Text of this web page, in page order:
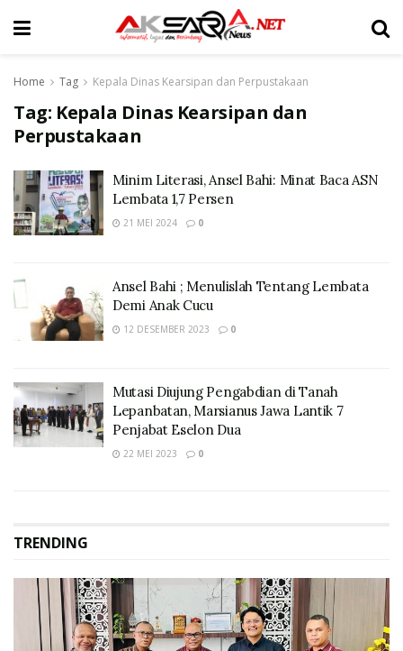
Home Tag Kepala Dinas Kearsipan dan Perpustakaan
Tag: Kepala Dinas Kearsipan dan
Perpustakaan
Minim Literasi, Ansel Bahi: Minat Baca ASN
Lembata 1,7 Persen
21 MEI 2024 0
Ansel Bahi ; Menulislah Tentang Lembata
Demi Anak Cucu
12 DESEMBER 2023 0
Mutasi Diujung Pengabdian di Tanah
Lepanbatan, Marsianus Jawa Lantik 7
Penjabat Eselon Dua
22 MEI 2023 0
TRENDING